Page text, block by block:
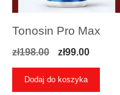
Tonosin Pro Max
zł198.00
Pierwotna
cena
wynosiła:
zł99.00
cena
Dodaj do koszyka